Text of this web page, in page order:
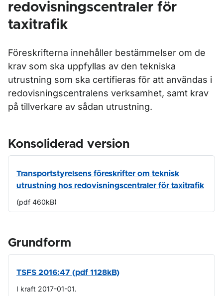
redovisningscentraler för
taxitrafik
Föreskrifterna innehåller bestämmelser om de
krav som ska uppfyllas av den tekniska
utrustning som ska certifieras för att användas i
redovisningscentralens verksamhet, samt krav
på tillverkare av sådan utrustning.
Konsoliderad version
Transportstyrelsens föreskrifter om teknisk
utrustning hos redovisningscentraler för taxitrafik
(pdf 460kB)
Grundform
TSFS 2016:47 (pdf 1128kB)
I kraft 2017-01-01.